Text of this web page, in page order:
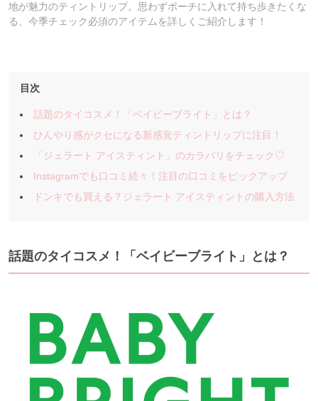
地が魅力のティントリップ。思わずポーチに入れて持ち歩きたくな
る、今季チェック必須のアイテムを詳しくご紹介します！
目次
話題のタイコスメ！「ベイビーブライト」とは？
ひんやり感がクセになる新感覚ティントリップに注目！
「ジェラート アイスティント」のカラバリをチェック♡
Instagramでも口コミ続々！注目の口コミをピックアップ
ドンキでも買える？ジェラート アイスティントの購入方法
話題のタイコスメ！「ベイビーブライト」とは？